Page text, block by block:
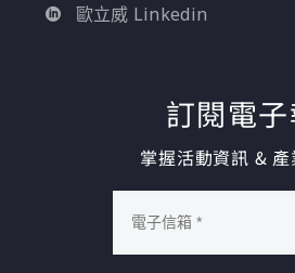
歐立威 Linkedin
訂閱電子
掌握活動資訊 &